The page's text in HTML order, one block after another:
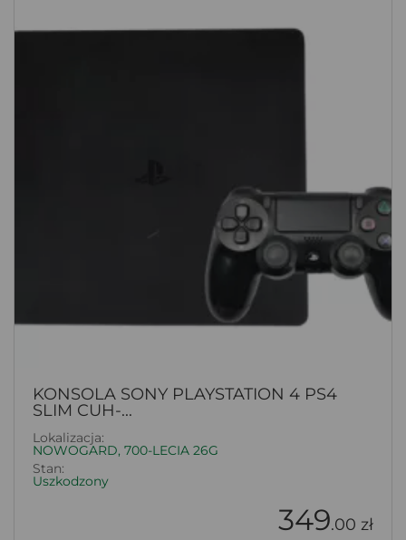
KONSOLA SONY PLAYSTATION 4 PS4
SLIM CUH-...
Lokalizacja:
NOWOGARD, 700-LECIA 26G
Stan:
Uszkodzony
349.00 zł